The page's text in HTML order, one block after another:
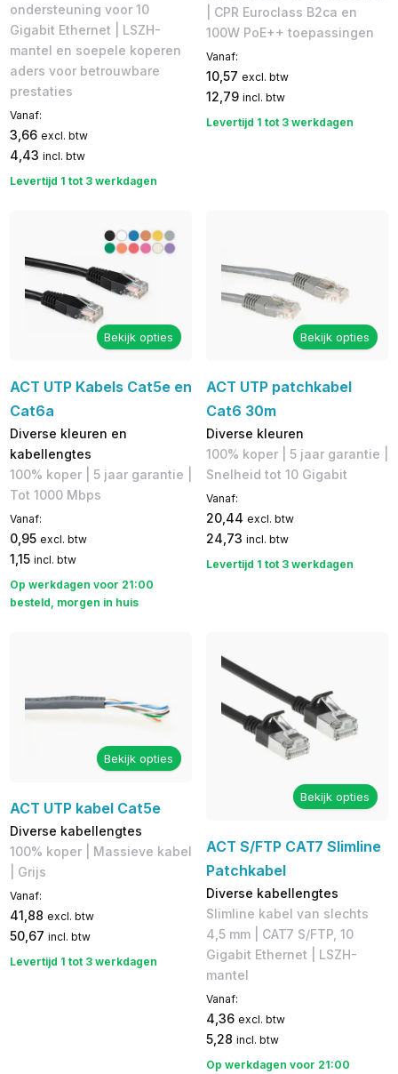
ondersteuning voor 10
Gigabit Ethernet | LSZH-
mantel en soepele koperen
aders voor betrouwbare
prestaties
Vanaf:
3,66 excl. btw
4,43 incl. btw
Levertijd 1 tot 3 werkdagen
| CPR Euroclass B2ca en
100W PoE++ toepassingen
Vanaf:
10,57 excl. btw
12,79 incl. btw
Levertijd 1 tot 3 werkdagen
Bekijk opties
ACT UTP Kabels Cat5e en
Cat6a
Diverse kleuren en
kabellengtes
100% koper | 5 jaar garantie |
Tot 1000 Mbps
Vanaf:
0,95 excl. btw
1,15 incl. btw
Op werkdagen voor 21:00
besteld, morgen in huis
Bekijk opties
ACT UTP patchkabel
Cat6 30m
Diverse kleuren
100% koper | 5 jaar garantie |
​Snelheid tot 10 Gigabit
Vanaf:
20,44 excl. btw
24,73 incl. btw
Levertijd 1 tot 3 werkdagen
Bekijk opties
ACT UTP kabel Cat5e
Diverse kabellengtes
100% koper | Massieve kabel
| Grijs
Vanaf:
41,88 excl. btw
50,67 incl. btw
Levertijd 1 tot 3 werkdagen
Bekijk opties
ACT S/FTP CAT7 Slimline
Patchkabel
Diverse kabellengtes
Slimline kabel van slechts
4,5 mm | CAT7 S/FTP, 10
Gigabit Ethernet | LSZH-
mantel
Vanaf:
4,36 excl. btw
5,28 incl. btw
Op werkdagen voor 21:00